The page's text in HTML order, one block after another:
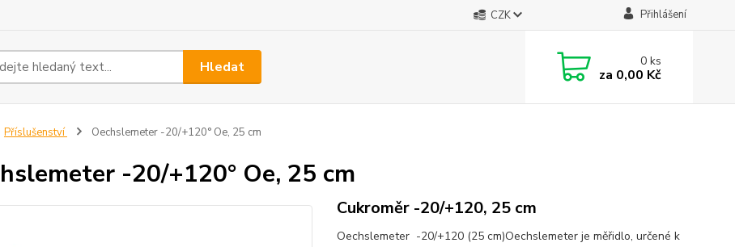
CZK Přihlášení
Hledat 0ks
za 0,00 Kč
Příslušenství Oechslemeter -20/+120° Oe, 25 cm
-20/+120° Oe, 25 cm
Cukroměr -20/+120, 25 cm
Oechslemeter -20/+120 (25 cm)Oechslemeter je měřidlo, určené k